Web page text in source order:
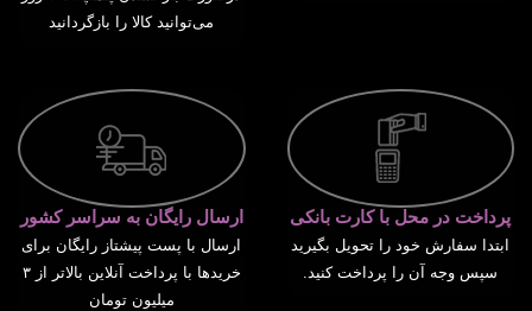
می‌توانید کالا را بازگردانید
پرداخت در محل با کارت بانکی
ابتدا سفارش خود را تحویل بگیرید
سپس وجه آن را پرداخت کنید.
ارسال رایگان به سراسر کشور
ارسال با پست پیشتاز رایگان برای
خریدها با پرداخت آنلاین بالاتر از ۳
میلیون تومان